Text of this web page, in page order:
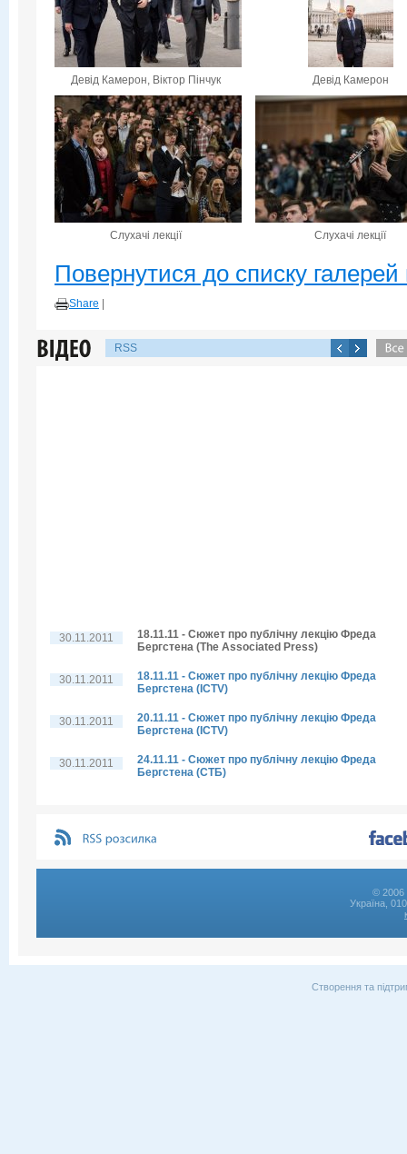
Девід Камерон, Віктор Пінчук Девід Камерон
Слухачі лекції Слухачі лекції
Повернутися до списку галерей
Share
RSS
30.11.2011
18.11.11 - Сюжет про публічну лекцію Фреда
Бергстена (The Associated Press)
30.11.2011
18.11.11 - Сюжет про публічну лекцію Фреда
Бергстена (ICTV)
30.11.2011
20.11.11 - Сюжет про публічну лекцію Фреда
Бергстена (ICTV)
30.11.2011
24.11.11 - Сюжет про публічну лекцію Фреда
Бергстена (СТБ)
© 2006
Україна,
Створення та